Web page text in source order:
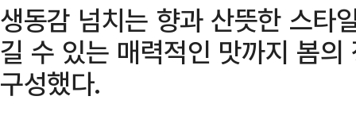
생동감 넘치는 향과 산뜻한 스타
길 수 있는 매력적인 맛까지 봄
구성했다.